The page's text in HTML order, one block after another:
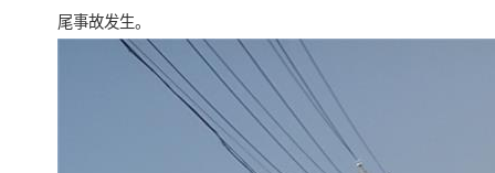
尾事故发生。